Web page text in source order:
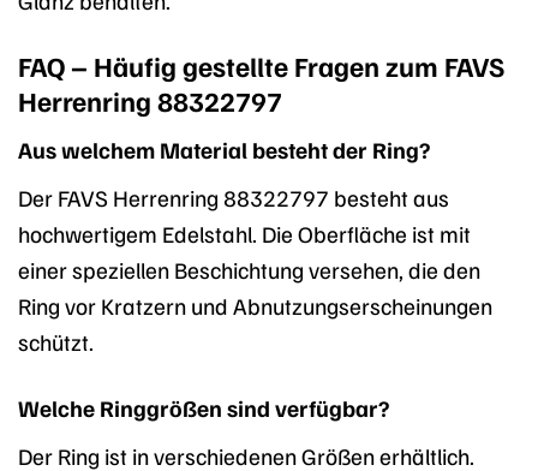
FAQ – Häufig gestellte Fragen zum FAVS
Herrenring 88322797
Aus welchem Material besteht der Ring?
Der FAVS Herrenring 88322797 besteht aus
hochwertigem Edelstahl. Die Oberfläche ist mit
einer speziellen Beschichtung versehen, die den
Ring vor Kratzern und Abnutzungserscheinungen
schützt.
Welche Ringgrößen sind verfügbar?
Der Ring ist in verschiedenen Größen erhältlich.